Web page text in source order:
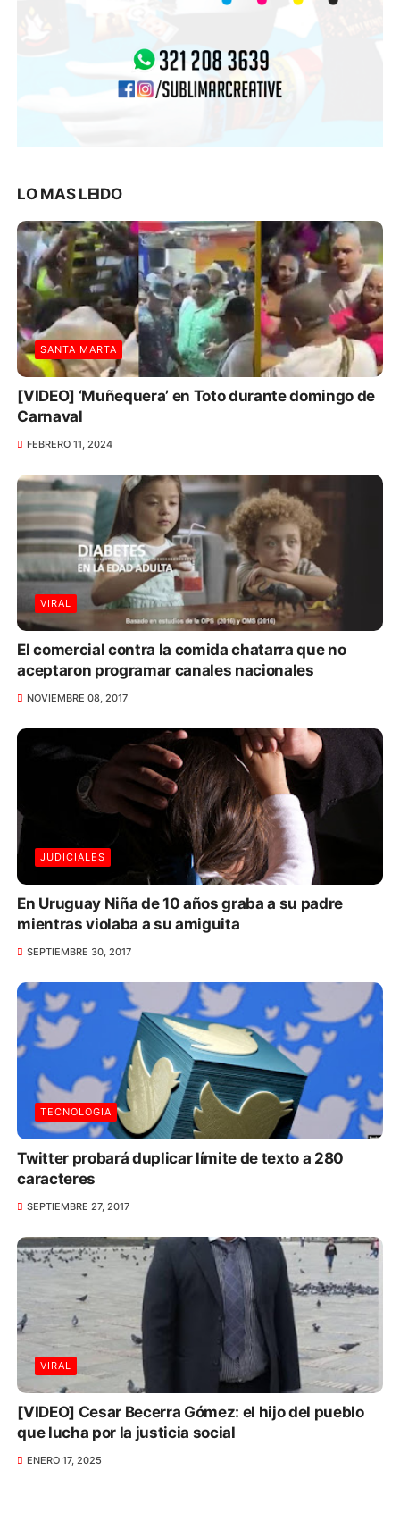
LO MAS LEIDO
SANTA MARTA
[VIDEO] ‘Muñequera’ en Toto durante domingo de
Carnaval
FEBRERO 11, 2024
VIRAL
El comercial contra la comida chatarra que no
aceptaron programar canales nacionales
NOVIEMBRE 08, 2017
JUDICIALES
En Uruguay Niña de 10 años graba a su padre
mientras violaba a su amiguita
SEPTIEMBRE 30, 2017
TECNOLOGIA
Twitter probará duplicar límite de texto a 280
caracteres
SEPTIEMBRE 27, 2017
VIRAL
[VIDEO] Cesar Becerra Gómez: el hijo del pueblo
que lucha por la justicia social
ENERO 17, 2025